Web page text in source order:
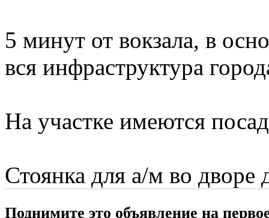
5 минут от вокзала, в
вся инфраструктура
На участке имеются
Стоянка для а/м во дворе
Поднимите это объявление на